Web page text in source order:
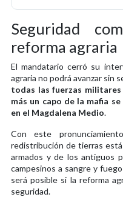
Seguridad
reforma agraria
El mandatario cerró su
agraria no podrá avanzar sin
todas las fuerzas
más un capo de la mafia
en el Magdalena Medio.
Con este
redistribución de tierras
armados y de los antiguos
campesinos a sangre y
será posible si la reforma
seguridad.